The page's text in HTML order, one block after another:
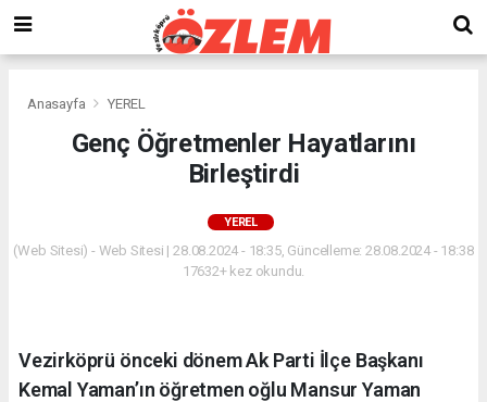
Anasayfa YEREL
Genç Öğretmenler Hayatlarını
Birleştirdi
YEREL
(Web Sitesi) - Web Sitesi | 28.08.2024 - 18:35, Güncelleme: 28.08.2024 - 18:38
17632+ kez okundu.
Vezirköprü önceki dönem Ak Parti İlçe Başkanı
Kemal Yaman’ın öğretmen oğlu Mansur Yaman